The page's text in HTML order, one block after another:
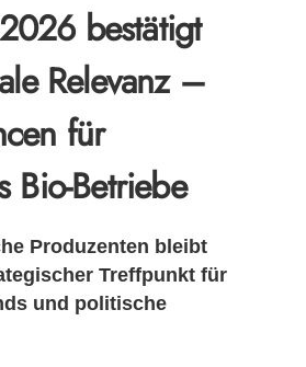
bestätigt
Relevanz –
für
Bio-Betriebe
Produzenten bleibt
Treffpunkt für
und politische